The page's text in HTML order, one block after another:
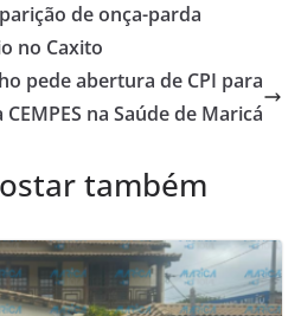
de onça-parda
no Caxito
pede abertura de CPI para
na Saúde de Maricá
também